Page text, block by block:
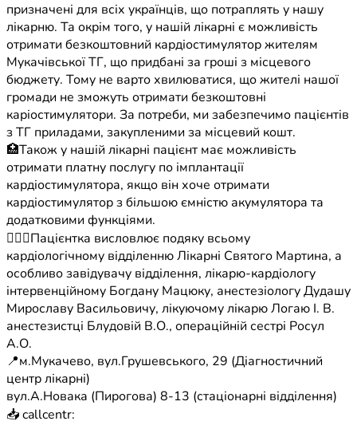
призначені для всіх українців, що потраплять у нашу
лікарню. Та окрім того, у нашій лікарні є можливість
отримати безкоштовний кардіостимулятор жителям
Мукачівської ТГ, що придбані за гроші з місцевого
бюджету. Тому не варто хвилюватися, що жителі нашої
громади не зможуть отримати безкоштовні
каріостимулятори. За потреби, ми забезпечимо пацієнтів
з ТГ приладами, закупленими за місцевий кошт.
🏥Також у нашій лікарні пацієнт має можливість
отримати платну послугу по імплантації
кардіостимулятора, якщо він хоче отримати
кардіостимулятор з більшою ємністю акумулятора та
додатковими функціями.
🧑🏻‍⚕️Пацієнтка висловлює подяку всьому
кардіологічному відділенню Лікарні Святого Мартина, а
особливо завідувачу відділення, лікарю-кардіологу
інтервенційному Богдану Мацюку, анестезіологу Дудашу
Мирославу Васильовичу, лікуючому лікарю Логаю І. В.
анестезистці Блудовій В.О., операційній сестрі Росул
А.О.
📍м.Мукачево, вул.Грушевського, 29 (Діагностичний
центр лікарні)
вул.А.Новака (Пирогова) 8-13 (стаціонарні відділення)
📥 callcentr: